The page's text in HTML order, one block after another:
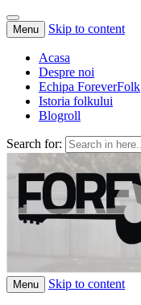
Menu Skip to content
Acasa
Despre noi
Echipa ForeverFolk
Istoria folkului
Blogroll
Search for:
ForeverFolk
Muzica sufletului tau
Menu Skip to content